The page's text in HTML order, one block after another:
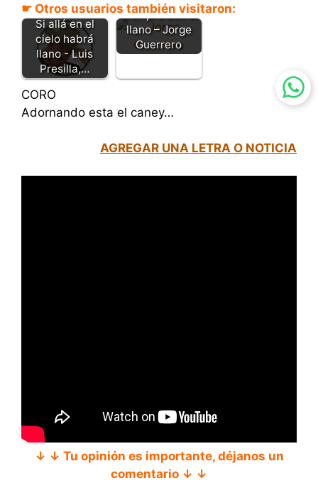
☛ Otros usuarios también visitaron:
Si allá en el
cielo habrá
llano - Luis
Presilla,…
Siempre con el
llano – Jorge
Guerrero
CORO
Adornando esta el caney…
AGREGAR UNA LETRA O NOTICIA
↓ ↓ Tu opinión es importante, déjanos un
comentario ↓ ↓